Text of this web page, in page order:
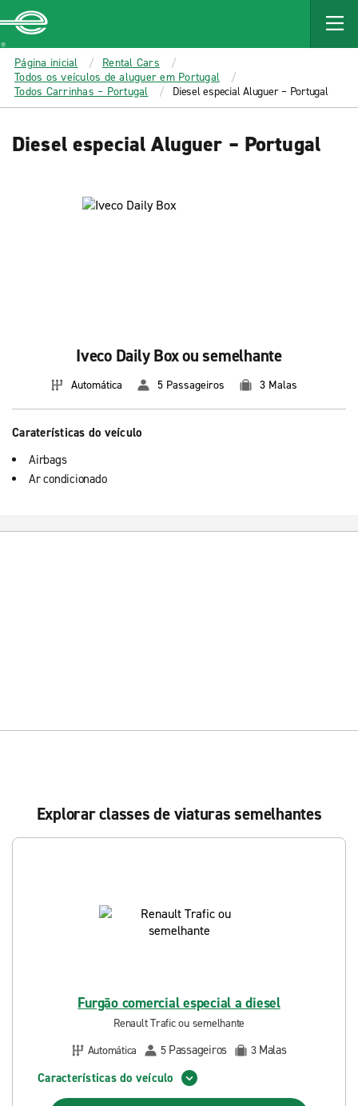
MAIN
CONTENT
Enterprise
Página inicial
Rental Cars
Todos os veículos de aluguer em Portugal
Todos Carrinhas – Portugal
Diesel especial Aluguer – Portugal
Diesel especial Aluguer – Portugal
Iveco Daily Box ou semelhante
Automática 5 Passageiros 3 Malas
Caraterísticas do veículo
Airbags
Ar condicionado
Explorar classes de viaturas semelhantes
Furgão comercial especial a diesel
Renault Trafic ou semelhante
Automática
5 Passageiros 3 Malas
Características do veículo